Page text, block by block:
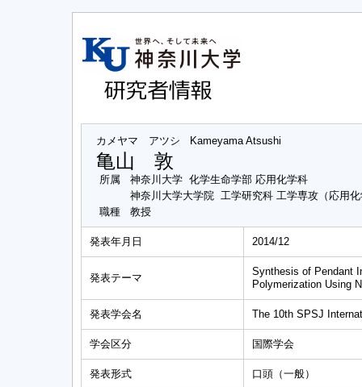
カメヤマ アツシ Kameyama Atsushi
亀山 敦
所属
神奈川大学 化学生命学部 応用化学科
神奈川大学大学院 工学研究科 工学専攻（応用
職種
教授
発表年月日 2014/12
発表テーマ
Synthesis of Pendant
Polymerization Using
発表学会名 The 10th SPSJ
学会区分 国際学会
発表形式 口頭（一般）